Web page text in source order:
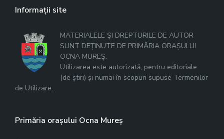
Informații site
MATERIALELE ȘI DREPTURILE DE AUTOR
SUNT DEȚINUTE DE PRIMĂRIA ORAȘULUI
OCNA MUREȘ.
Utilizarea este autorizată, pentru editoriale
(de știri) și numai în scopuri supuse Termenilor
de Utilizare.
Primăria orașului Ocna Mureș